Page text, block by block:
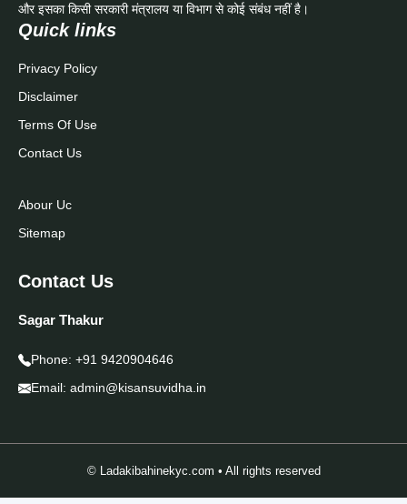
और इसका किसी सरकारी मंत्रालय या विभाग से कोई संबंध नहीं है।
Quick links
Privacy Policy
Disclaimer
Terms Of Use
Contact Us
Abour Uc
Sitemap
Contact Us
Sagar Thakur
Phone: +91 9420904646
Email: admin@kisansuvidha.in
© Ladakibahinekyc.com • All rights reserved